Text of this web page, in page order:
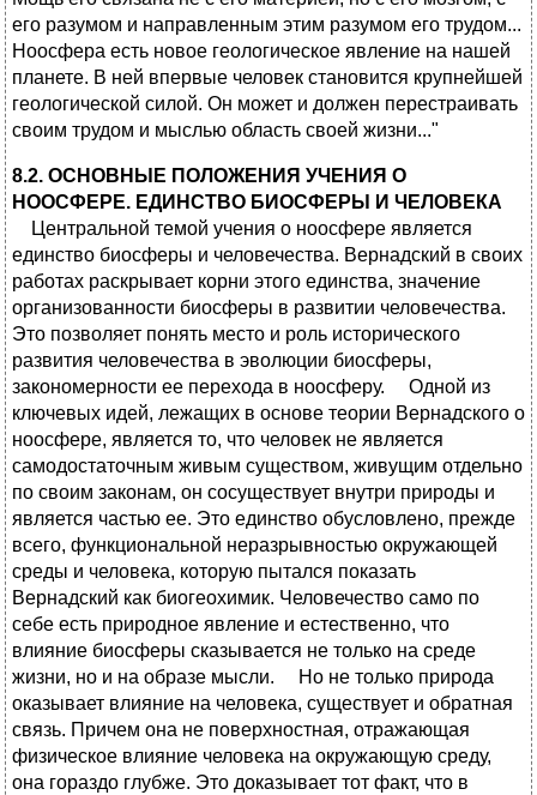
8.2. ОСНОВНЫЕ ПОЛОЖЕНИЯ УЧЕНИЯ О
НООСФЕРЕ. ЕДИНСТВО БИОСФЕРЫ И ЧЕЛОВЕКА
Центральной темой учения о ноосфере является
единство биосферы и человечества. Вернадский в своих
работах раскрывает корни этого единства, значение
организованности биосферы в развитии человечества.
Это позволяет понять место и роль исторического
развития человечества в эволюции биосферы,
закономерности ее перехода в ноосферу. Одной из
ключевых идей, лежащих в основе теории Вернадского о
ноосфере, является то, что человек не является
самодостаточным живым существом, живущим отдельно
по своим законам, он сосуществует внутри природы и
является частью ее. Это единство обусловлено, прежде
всего, функциональной неразрывностью окружающей
среды и человека, которую пытался показать
Вернадский как биогеохимик. Человечество само по
себе есть природное явление и естественно, что
влияние биосферы сказывается не только на среде
жизни, но и на образе мысли. Но не только природа
оказывает влияние на человека, существует и обратная
связь. Причем она не поверхностная, отражающая
физическое влияние человека на окружающую среду,
она гораздо глубже. Это доказывает тот факт, что в